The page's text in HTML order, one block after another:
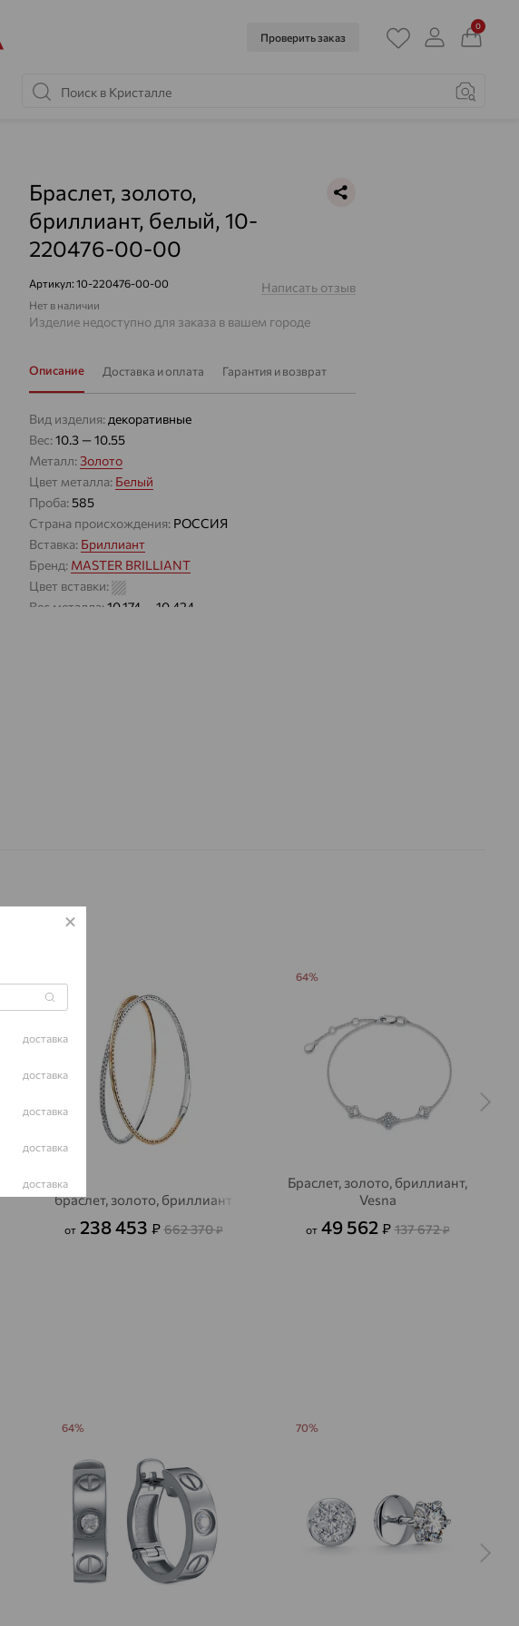
Проверить заказ
0
Браслет, золото,
бриллиант, белый, 10-
220476-00-00
Артикул: 10-220476-00-00 Написать отзыв
Нет в наличии
Изделие недоступно для заказа в вашем городе
Описание Доставка и оплата Гарантия и возврат
Вид изделия: декоративные
Вес:10.3 — 10.55
Металл:Золото
Цвет металла: Белый
Проба:585
Страна происхождения: РОССИЯ
Вставка: Бриллиант
Бренд: MASTER BRILLIANT
Цвет вставки:
Вес металла:10.174 — 10.424
браслет, золото, бриллиант
от 238 453 ₽ 662 370₽
Браслет, золото, бриллиант,
Vesna
от 49 562 ₽ 137 672₽
64%
64% 70%
доставка
доставка
доставка
доставка
доставка